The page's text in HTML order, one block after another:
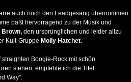
auch noch den Leadgesang übernommen.
paßt hervorragend zu der Musik und
Brown, den ursprünglichen und leider allzu
Kult-Gruppe Molly Hatchet.
Boogie-Rock mit schön
stehen, empfehle ich die Titel
Way".